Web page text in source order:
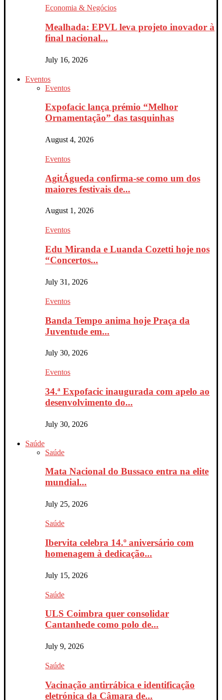
Economia & Negócios
Mealhada: EPVL leva projeto inovador à
final nacional...
July 16, 2026
Eventos
Eventos
Expofacic lança prémio “Melhor
Ornamentação” das tasquinhas
August 4, 2026
Eventos
AgitÁgueda confirma-se como um dos
maiores festivais de...
August 1, 2026
Eventos
Edu Miranda e Luanda Cozetti hoje nos
“Concertos...
July 31, 2026
Eventos
Banda Tempo anima hoje Praça da
Juventude em...
July 30, 2026
Eventos
34.ª Expofacic inaugurada com apelo ao
desenvolvimento do...
July 30, 2026
Saúde
Saúde
Mata Nacional do Bussaco entra na elite
mundial...
July 25, 2026
Saúde
Ibervita celebra 14.º aniversário com
homenagem à dedicação...
July 15, 2026
Saúde
ULS Coimbra quer consolidar
Cantanhede como polo de...
July 9, 2026
Saúde
Vacinação antirrábica e identificação
eletrónica da Câmara de...